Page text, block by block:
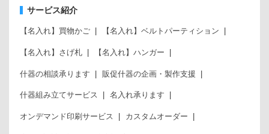
サービス紹介
【名入れ】買物かご 【名入れ】ベルトパーティション
【名入れ】さげ札 【名入れ】ハンガー
什器の相談承ります 販促什器の企画・製作支援
什器組み立てサービス 名入れ承ります
オンデマンド印刷サービス カスタムオーダー